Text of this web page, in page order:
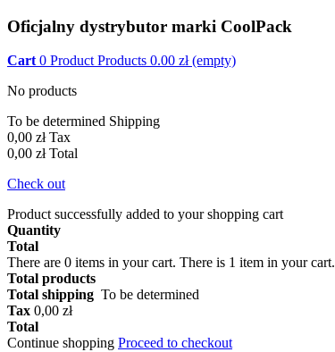
Oficjalny dystrybutor marki CoolPack
Cart 0 Product Products 0.00 zł (empty)
No products
To be determined Shipping
0,00 zł Tax
0,00 zł Total
Check out
Product successfully added to your shopping cart
Quantity
Total
There are 0 items in your cart. There is 1 item in your cart.
Total products
Total shipping To be determined
Tax 0,00 zł
Total
Continue shopping Proceed to checkout